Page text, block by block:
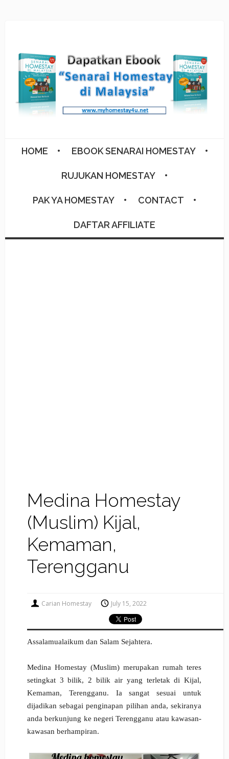
HOME EBOOK SENARAI HOMESTAY
RUJUKAN HOMESTAY
PAK YA HOMESTAY CONTACT
DAFTAR AFFILIATE
Medina Homestay
(Muslim) Kijal,
Kemaman,
Terengganu
Carian Homestay July 15, 2022
Assalamualaikum dan Salam Sejahtera.
Medina Homestay (Muslim) merupakan rumah teres
setingkat 3 bilik, 2 bilik air yang terletak di Kijal,
Kemaman, Terengganu. Ia sangat sesuai untuk
dijadikan sebagai penginapan pilihan anda, sekiranya
anda berkunjung ke negeri Terengganu atau kawasan-
kawasan berhampiran.